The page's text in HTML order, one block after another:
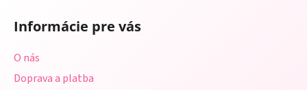
Informácie pre vás
O nás
Doprava a platba